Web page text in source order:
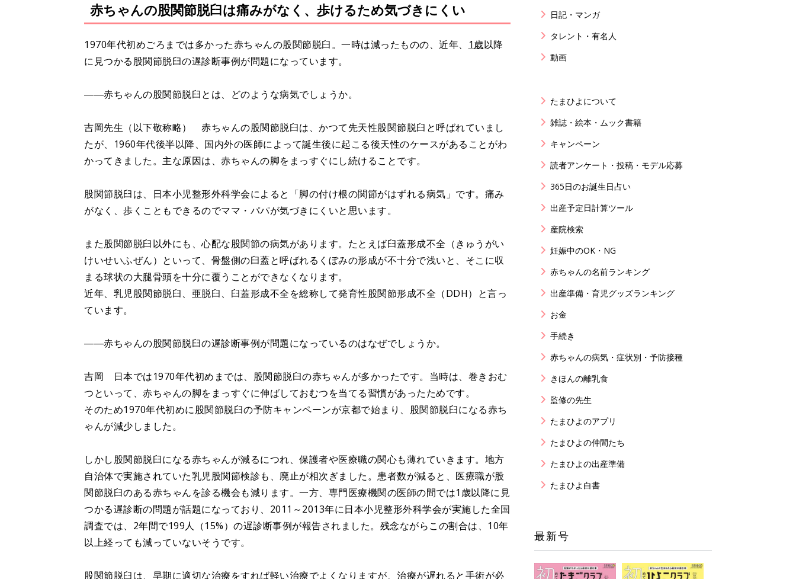
M
u
t
赤ちゃんの股関節脱臼は痛みがなく、歩けるため気づきにくい
1970年代初めごろまでは多かった赤ちゃんの股関節脱臼。一時は減ったものの、近年、 1歳以降
に見つかる股関節脱臼の遅診断事例が問題になっています。
――赤ちゃんの股関節脱臼とは、どのような病気でしょうか。
吉岡先生（以下敬称略） 赤ちゃんの股関節脱臼は、かつて先天性股関節脱臼と呼ばれていまし
たが、1960年代後半以降、国内外の医師によって誕生後に起こる後天性のケースがあることがわ
かってきました。主な原因は、赤ちゃんの脚をまっすぐにし続けることです。
股関節脱臼は、日本小児整形外科学会によると「脚の付け根の関節がはずれる病気」です。痛み
がなく、歩くこともできるのでママ・パパが気づきにくいと思います。
また股関節脱臼以外にも、心配な股関節の病気があります。たとえば臼蓋形成不全（きゅうがい
けいせいふぜん）といって、骨盤側の臼蓋と呼ばれるくぼみの形成が不十分で浅いと、そこに収
まる球状の大腿骨頭を十分に覆うことができなくなります。
近年、乳児股関節脱臼、亜脱臼、臼蓋形成不全を総称して発育性股関節形成不全（DDH）と言っ
ています。
――赤ちゃんの股関節脱臼の遅診断事例が問題になっているのはなぜでしょうか。
吉岡 日本では1970年代初めまでは、股関節脱臼の赤ちゃんが多かったです。当時は、巻きおむ
つといって、赤ちゃんの脚をまっすぐに伸ばしておむつを当てる習慣があったためです。
そのため1970年代初めに股関節脱臼の予防キャンペーンが京都で始まり、股関節脱臼になる赤ち
ゃんが減少しました。
しかし股関節脱臼になる赤ちゃんが減るにつれ、保護者や医療職の関心も薄れていきます。地方
自治体で実施されていた乳児股関節検診も、廃止が相次ぎました。患者数が減ると、医療職が股
関節脱臼のある赤ちゃんを診る機会も減ります。一方、専門医療機関の医師の間では1歳以降に見
つかる遅診断の問題が話題になっており、2011～2013年に日本小児整形外科学会が実施した全国
調査では、2年間で199人（15%）の遅診断事例が報告されました。残念ながらこの割合は、10年
以上経っても減っていないそうです。
股関節脱臼は、早期に適切な治療をすれば軽い治療でよくなりますが、治療が遅れると手術が必
日記・マンガ
タレント・有名人
動画
たまひよについて
雑誌・絵本・ムック書籍
キャンペーン
読者アンケート・投稿・モデル応募
365日のお誕生日占い
出産予定日計算ツール
産院検索
妊娠中のOK・NG
赤ちゃんの名前ランキング
出産準備・育児グッズランキング
お金
手続き
赤ちゃんの病気・症状別・予防接種
きほんの離乳食
監修の先生
たまひよのアプリ
たまひよの仲間たち
たまひよの出産準備
たまひよ白書
最新号